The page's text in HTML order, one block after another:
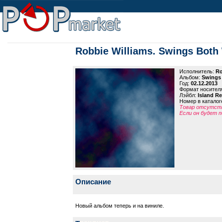
Robbie Williams. Swings Both
Исполнитель:
Альбом: Swings
Год: 02.12.2013
Формат
Лэйбл: Island
Номер в
Товар
Если он будет
Описание
Новый альбом теперь и на виниле.